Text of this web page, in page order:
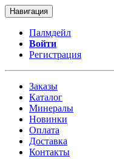
Навигация
Палмдейл
Войти
Регистрация
Заказы
Каталог
Минералы
Новинки
Оплата
Доставка
Контакты